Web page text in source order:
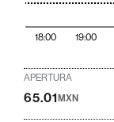
18:00 19:00
APERTURA
65.01MXN